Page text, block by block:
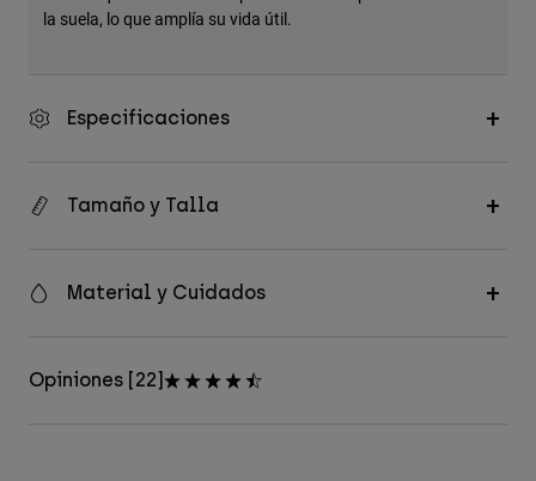
la suela, lo que amplía su vida útil.
Especificaciones
Tamaño y Talla
Material y Cuidados
Opiniones [22]